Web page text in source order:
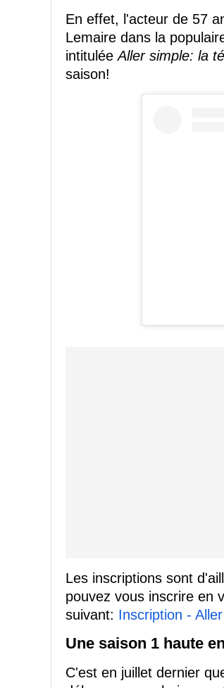
En effet, l'acteur de 57
Lemaire dans la
intituléeAller simple: la
saison!
Les inscriptions sont
pouvez vous inscrire en
suivant: Inscription -
Une saison 1 haute
C'est en juillet dernier